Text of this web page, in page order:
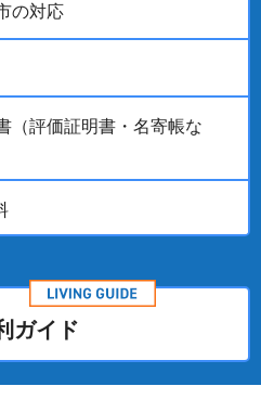
の対応
（評価証明書・名寄帳な
ガイド